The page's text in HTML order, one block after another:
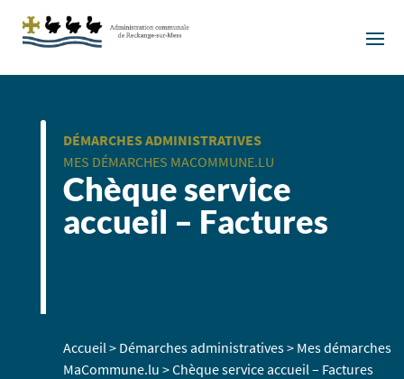
DÉMARCHES ADMINISTRATIVES
MES DÉMARCHES MACOMMUNE.LU
Chèque service
accueil – Factures
Accueil > Démarches administratives> Mes démarches
MaCommune.lu >Chèque service accueil – Factures